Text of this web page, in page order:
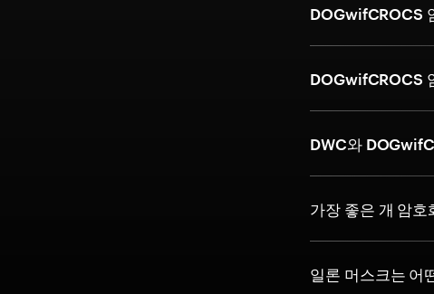
DOGwifCROCS
DOGwifCROCS
DWC와
가장 좋은 개 암
일론 머스크는 어